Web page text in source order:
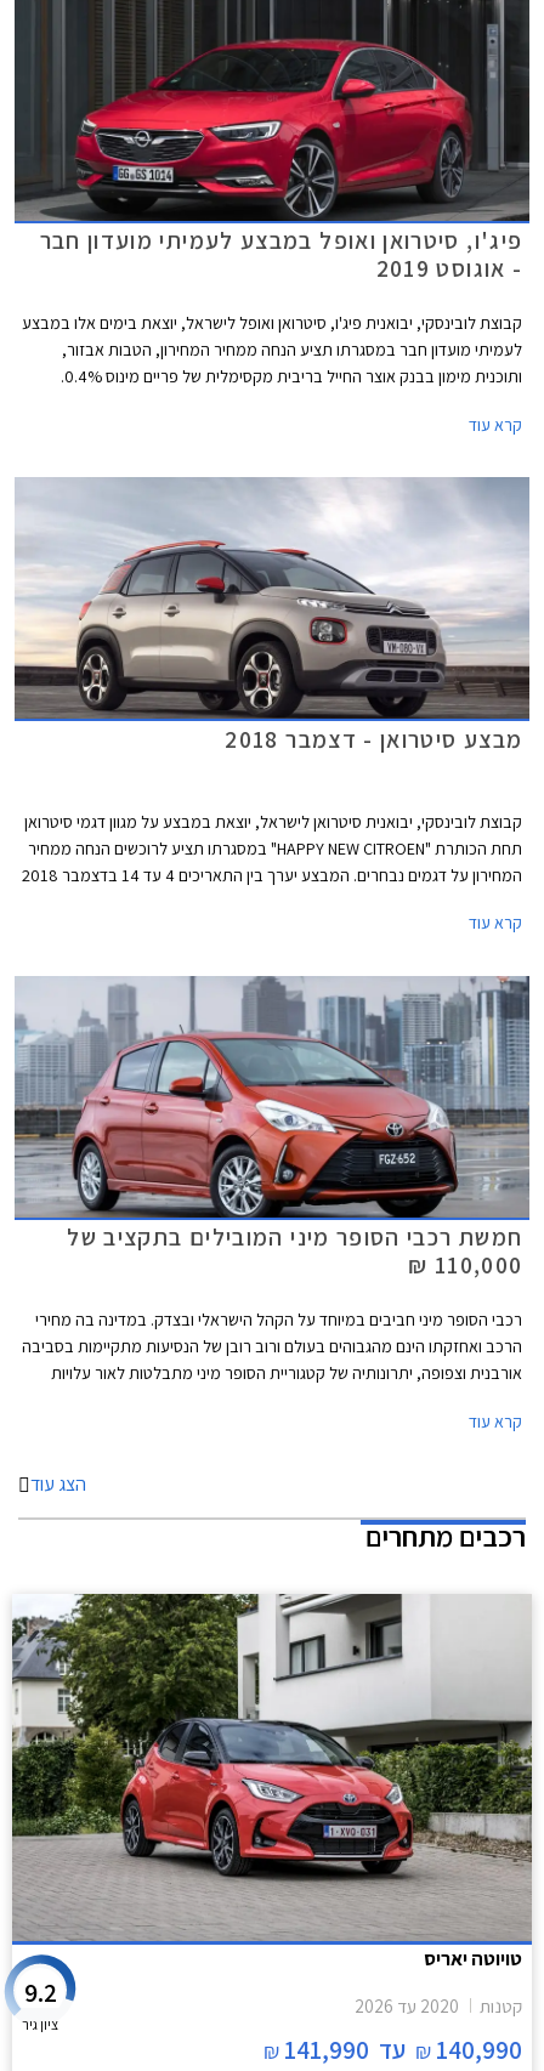
פיג'ו, סיטרואן ואופל במבצע לעמיתי מועדון חבר
- אוגוסט 2019
קבוצת לובינסקי, יבואנית פיג'ו, סיטרואן ואופל לישראל, יוצאת בימים אלו במבצע
לעמיתי מועדון חבר במסגרתו תציע הנחה ממחיר המחירון, הטבות אבזור,
ותוכנית מימון בבנק אוצר החייל בריבית מקסימלית של פריים מינוס 0.4%.
קרא עוד
מבצע סיטרואן - דצמבר 2018
קבוצת לובינסקי, יבואנית סיטרואן לישראל, יוצאת במבצע על מגוון דגמי סיטרואן
תחת הכותרת "HAPPY NEW CITROEN" במסגרתו תציע לרוכשים הנחה ממחיר
המחירון על דגמים נבחרים. המבצע יערך בין התאריכים 4 עד 14 בדצמבר 2018
קרא עוד
חמשת רכבי הסופר מיני המובילים בתקציב של
110,000 ₪
רכבי הסופר מיני חביבים במיוחד על הקהל הישראלי ובצדק. במדינה בה מחירי
הרכב ואחזקתו הינם מהגבוהים בעולם ורוב רובן של הנסיעות מתקיימות בסביבה
אורבנית וצפופה, יתרונותיה של קטגוריית הסופר מיני מתבלטות לאור עלויות
האחרונות עברה הקטגוריה מהפכה של ממש. המידות שתפחו, הביאו עימן שיפור
מרחב ונפח הטענה כשל משפחתית מהעשור הקודם. גם מערכות הבטיחות
אל רכבי הסופר מיני, ובחלקן אף לגרסאות הביניים. לאור הביקוש והעניין הער,
קרא עוד
הצג עוד
רכבים מתחרים
טויוטה יאריס
קטנות 2020 עד 2026
140,990
₪ עד 141,990
₪
9.2
ציון גיר